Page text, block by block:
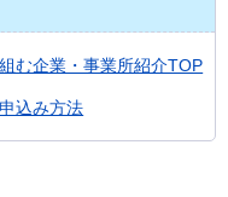
む企業・事業所紹介TOP
込み方法